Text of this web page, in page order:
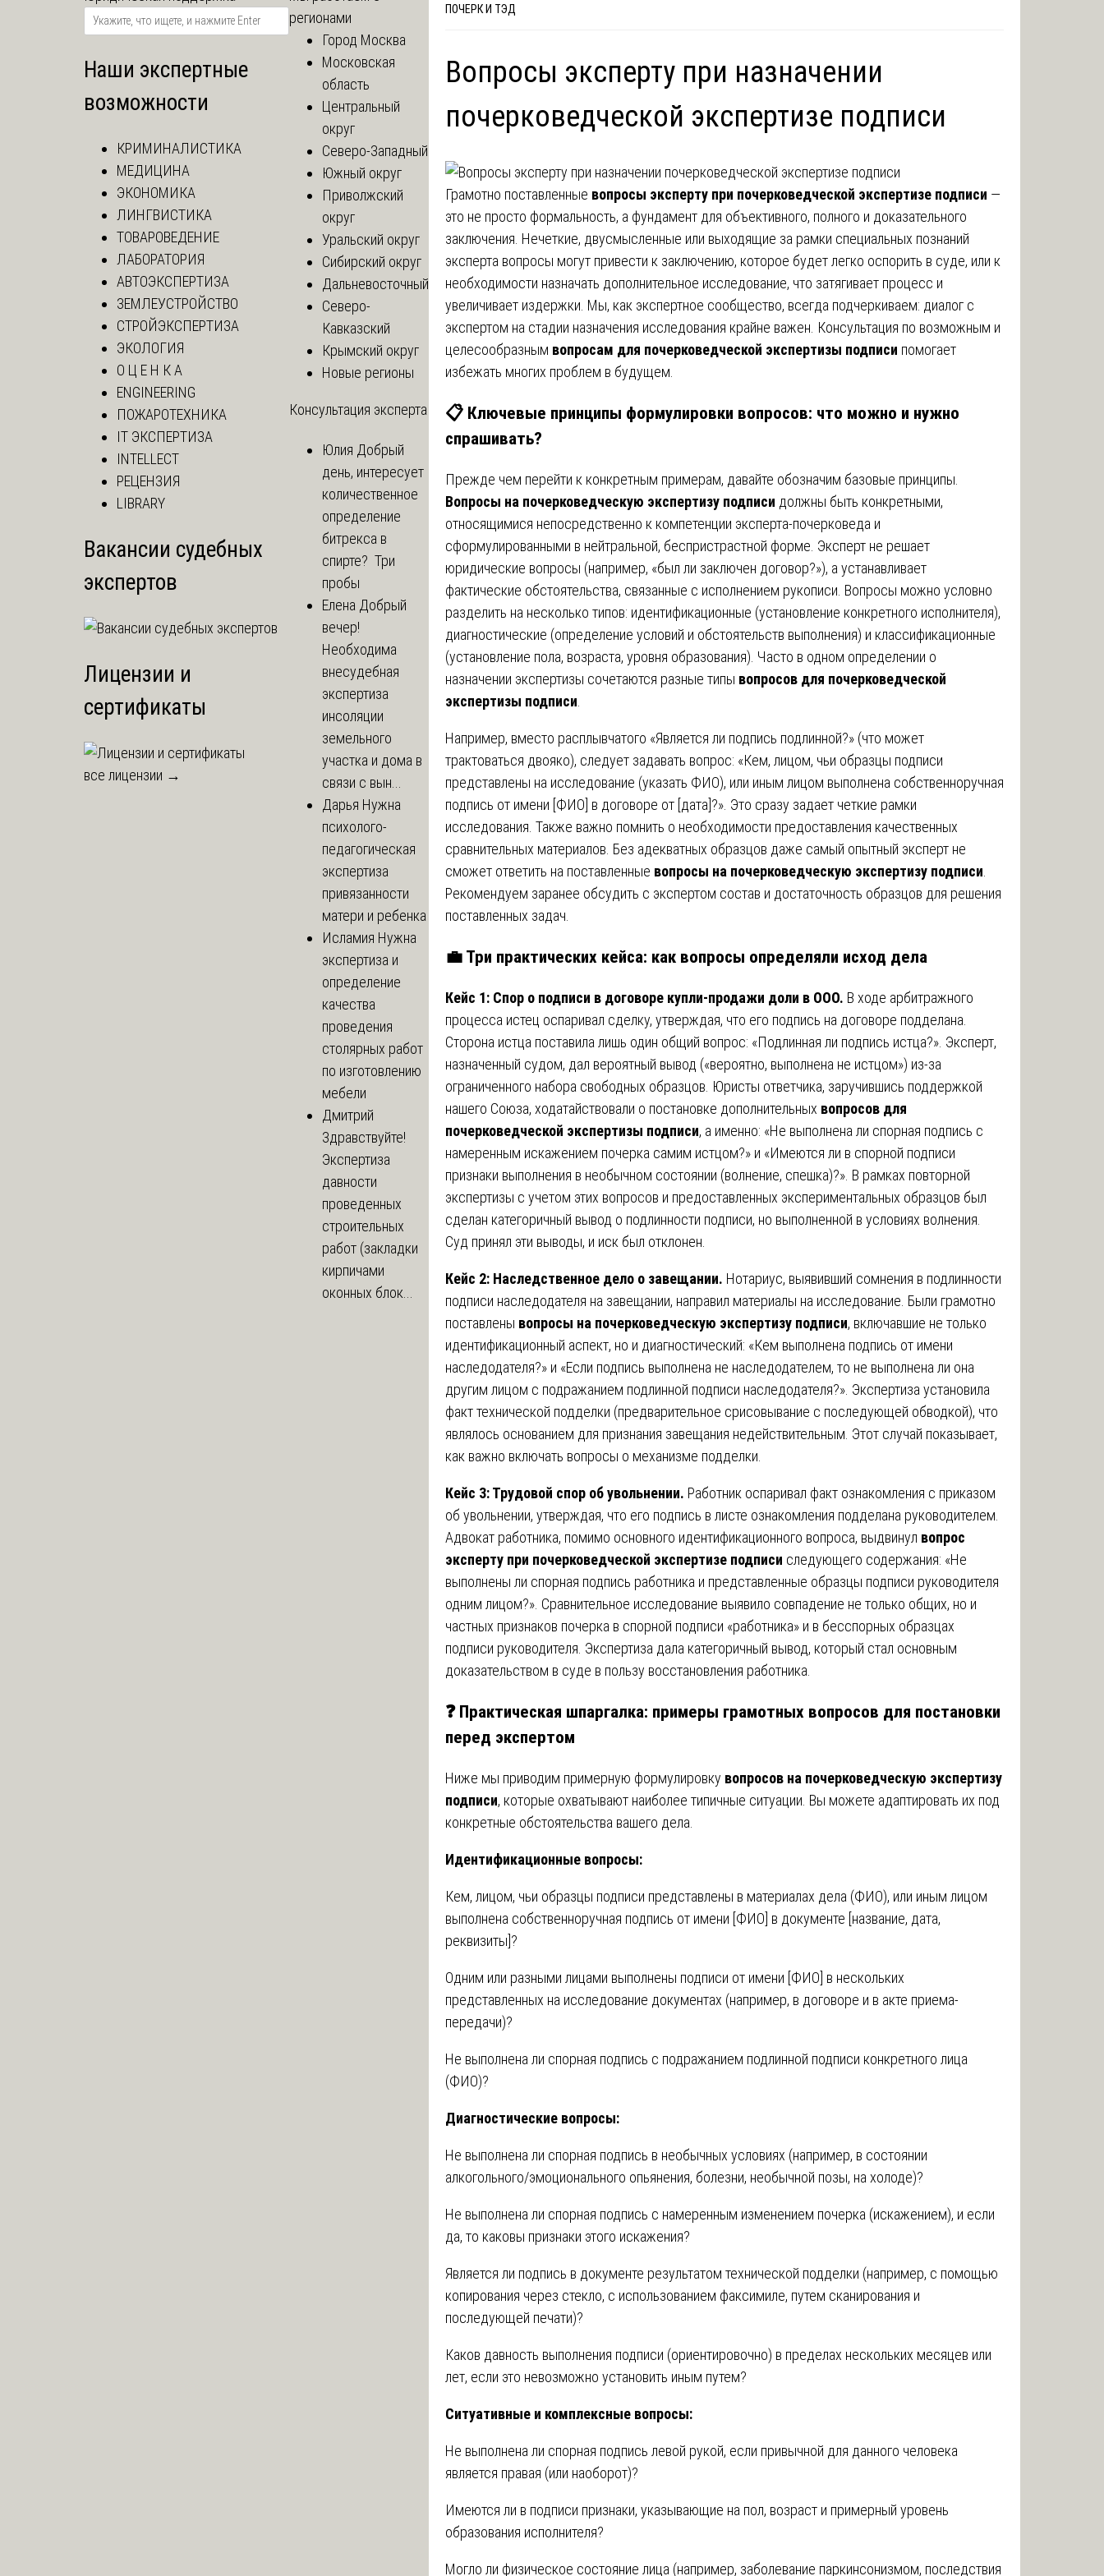
ПОЧЕРК И ТЭД
Вопросы эксперту при назначении
почерковедческой экспертизе подписи
Грамотно поставленные вопросы эксперту при почерковедческой экспертизе подписи —
это не просто формальность, а фундамент для объективного, полного и доказательного
заключения. Нечеткие, двусмысленные или выходящие за рамки специальных познаний
эксперта вопросы могут привести к заключению, которое будет легко оспорить в суде, или к
необходимости назначать дополнительное исследование, что затягивает процесс и
увеличивает издержки. Мы, как экспертное сообщество, всегда подчеркиваем: диалог с
экспертом на стадии назначения исследования крайне важен. Консультация по возможным и
целесообразным вопросам для почерковедческой экспертизы подписи помогает
избежать многих проблем в будущем.
📋 Ключевые принципы формулировки вопросов: что можно и нужно
спрашивать?
Прежде чем перейти к конкретным примерам, давайте обозначим базовые принципы.
Вопросы на почерковедческую экспертизу подписи должны быть конкретными,
относящимися непосредственно к компетенции эксперта-почерковеда и
сформулированными в нейтральной, беспристрастной форме. Эксперт не решает
юридические вопросы (например, «был ли заключен договор?»), а устанавливает
фактические обстоятельства, связанные с исполнением рукописи. Вопросы можно условно
разделить на несколько типов: идентификационные (установление конкретного исполнителя),
диагностические (определение условий и обстоятельств выполнения) и классификационные
(установление пола, возраста, уровня образования). Часто в одном определении о
назначении экспертизы сочетаются разные типы вопросов для почерковедческой
экспертизы подписи
Например, вместо расплывчатого «Является ли подпись подлинной?» (что может
трактоваться двояко), следует задавать вопрос: «Кем, лицом, чьи образцы подписи
представлены на исследование (указать ФИО), или иным лицом выполнена собственноручная
подпись от имени [ФИО] в договоре от [дата]?». Это сразу задает четкие рамки
исследования. Также важно помнить о необходимости предоставления качественных
сравнительных материалов. Без адекватных образцов даже самый опытный эксперт не
сможет ответить на поставленные вопросы на почерковедческую экспертизу подписи
Рекомендуем заранее обсудить с экспертом состав и достаточность образцов для решения
поставленных задач.
💼 Три практических кейса: как вопросы определяли исход дела
Кейс 1: Спор о подписи в договоре купли-продажи доли в ООО. В ходе арбитражного
процесса истец оспаривал сделку, утверждая, что его подпись на договоре подделана.
Сторона истца поставила лишь один общий вопрос: «Подлинная ли подпись истца?». Эксперт,
назначенный судом, дал вероятный вывод («вероятно, выполнена не истцом») из-за
ограниченного набора свободных образцов. Юристы ответчика, заручившись поддержкой
нашего Союза, ходатайствовали о постановке дополнительных вопросов для
почерковедческой экспертизы подписи, а именно: «Не выполнена ли спорная подпись с
намеренным искажением почерка самим истцом?» и «Имеются ли в спорной подписи
признаки выполнения в необычном состоянии (волнение, спешка)?». В рамках повторной
экспертизы с учетом этих вопросов и предоставленных экспериментальных образцов был
сделан категоричный вывод о подлинности подписи, но выполненной в условиях волнения.
Суд принял эти выводы, и иск был отклонен.
Кейс 2: Наследственное дело о завещании. Нотариус, выявивший сомнения в подлинности
подписи наследодателя на завещании, направил материалы на исследование. Были грамотно
поставлены вопросы на почерковедческую экспертизу подписи, включавшие не только
идентификационный аспект, но и диагностический: «Кем выполнена подпись от имени
наследодателя?» и «Если подпись выполнена не наследодателем, то не выполнена ли она
другим лицом с подражанием подлинной подписи наследодателя?». Экспертиза установила
факт технической подделки (предварительное срисовывание с последующей обводкой), что
являлось основанием для признания завещания недействительным. Этот случай показывает,
как важно включать вопросы о механизме подделки.
Кейс 3: Трудовой спор об увольнении. Работник оспаривал факт ознакомления с приказом
об увольнении, утверждая, что его подпись в листе ознакомления подделана руководителем.
Адвокат работника, помимо основного идентификационного вопроса, выдвинул вопрос
эксперту при почерковедческой экспертизе подписи следующего содержания: «Не
выполнены ли спорная подпись работника и представленные образцы подписи руководителя
одним лицом?». Сравнительное исследование выявило совпадение не только общих, но и
частных признаков почерка в спорной подписи «работника» и в бесспорных образцах
подписи руководителя. Экспертиза дала категоричный вывод, который стал основным
доказательством в суде в пользу восстановления работника.
❓ Практическая шпаргалка: примеры грамотных вопросов для постановки
перед экспертом
Ниже мы приводим примерную формулировку вопросов на почерковедческую экспертизу
подписи, которые охватывают наиболее типичные ситуации. Вы можете адаптировать их под
конкретные обстоятельства вашего дела.
Идентификационные вопросы:
Кем, лицом, чьи образцы подписи представлены в материалах дела (ФИО), или иным лицом
выполнена собственноручная подпись от имени [ФИО] в документе [название, дата,
реквизиты]?
Одним или разными лицами выполнены подписи от имени [ФИО] в нескольких
представленных на исследование документах (например, в договоре и в акте приема-
передачи)?
Не выполнена ли спорная подпись с подражанием подлинной подписи конкретного лица
(ФИО)?
Диагностические вопросы:
Не выполнена ли спорная подпись в необычных условиях (например, в состоянии
алкогольного/эмоционального опьянения, болезни, необычной позы, на холоде)?
Не выполнена ли спорная подпись с намеренным изменением почерка (искажением), и если
да, то каковы признаки этого искажения?
Является ли подпись в документе результатом технической подделки (например, с помощью
копирования через стекло, с использованием факсимиле, путем сканирования и
последующей печати)?
Каков давность выполнения подписи (ориентировочно) в пределах нескольких месяцев или
лет, если это невозможно установить иным путем?
Ситуативные и комплексные вопросы:
Не выполнена ли спорная подпись левой рукой, если привычной для данного человека
является правая (или наоборот)?
Имеются ли в подписи признаки, указывающие на пол, возраст и примерный уровень
образования исполнителя?
Могло ли физическое состояние лица (например, заболевание паркинсонизмом, последствия
Наши экспертные
возможности
КРИМИНАЛИСТИКА
МЕДИЦИНА
ЭКОНОМИКА
ЛИНГВИСТИКА
ТОВАРОВЕДЕНИЕ
ЛАБОРАТОРИЯ
АВТОЭКСПЕРТИЗА
ЗЕМЛЕУСТРОЙСТВО
СТРОЙЭКСПЕРТИЗА
ЭКОЛОГИЯ
О Ц Е Н К А
ENGINEERING
ПОЖАРОТЕХНИКА
IT ЭКСПЕРТИЗА
INTELLECT
РЕЦЕНЗИЯ
LIBRARY
Вакансии судебных
экспертов
Лицензии и
сертификаты
все лицензии →
регионами
Город Москва
Московская
область
Центральный
округ
Северо-Западный
Южный округ
Приволжский
округ
Уральский округ
Сибирский округ
Дальневосточный
Северо-
Кавказский
Крымский округ
Новые регионы
Консультация эксперта
Юлия Добрый
день, интересует
количественное
определение
битрекса в
спирте? Три
пробы
Елена Добрый
вечер!
Необходима
внесудебная
экспертиза
инсоляции
земельного
участка и дома в
связи с вын...
Дарья Нужна
психолого-
педагогическая
экспертиза
привязанности
матери и ребенка
Исламия Нужна
экспертиза и
определение
качества
проведения
столярных работ
по изготовлению
мебели
Дмитрий
Здравствуйте!
Экспертиза
давности
проведенных
строительных
работ (закладки
кирпичами
оконных блок...